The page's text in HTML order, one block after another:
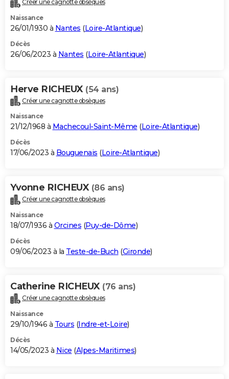
Créer une cagnotte obsèques
Naissance
26/01/1930 à Nantes (Loire-Atlantique)
Décès
26/06/2023 à Nantes (Loire-Atlantique)
Herve RICHEUX (54 ans)
Créer une cagnotte obsèques
Naissance
21/12/1968 à Machecoul-Saint-Même (Loire-Atlantique)
Décès
17/06/2023 à Bouguenais (Loire-Atlantique)
Yvonne RICHEUX (86 ans)
Créer une cagnotte obsèques
Naissance
18/07/1936 à Orcines (Puy-de-Dôme)
Décès
09/06/2023 à la Teste-de-Buch (Gironde)
Catherine RICHEUX (76 ans)
Créer une cagnotte obsèques
Naissance
29/10/1946 à Tours (Indre-et-Loire)
Décès
14/05/2023 à Nice (Alpes-Maritimes)